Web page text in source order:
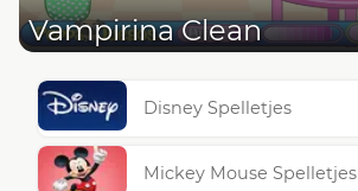
Vampirina Clean
Disney Spelletjes
Mickey Mouse Spelletjes